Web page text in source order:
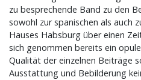
zu besprechende Band zu den
sowohl zur spanischen als auch
Hauses Habsburg über einen
sich genommen bereits ein
Qualität der einzelnen Beiträge
Ausstattung und Bebilderung